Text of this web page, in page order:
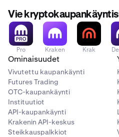
Vie
Pro Kraken Krak
Ominaisuudet
Vivutettu kaupankäynti
Futures Trading
OTC-kaupankäynti
Instituutiot
API-kaupankäynti
Krakenin API-keskus
Steikkauspalkkiot